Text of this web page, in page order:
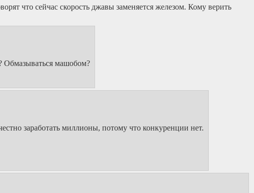
что сейчас скорость джавы заменяется железом. Кому верить
Обмазываться машобом?
заработать миллионы, потому что конкуренции нет.